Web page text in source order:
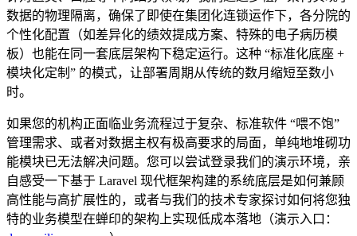
数据的物理隔离，确保了即使在集团化连锁运作下，各分院的
个性化配置（如差异化的绩效提成方案、特殊的电子病历模
板）也能在同一套底层架构下稳定运行。这种 “标准化底座 +
模块化定制” 的模式，让部署周期从传统的数月缩短至数小
时。
如果您的机构正面临业务流程过于复杂、标准软件 “喂不饱”
管理需求、或者对数据主权有极高要求的局面，单纯地堆砌功
能模块已无法解决问题。您可以尝试登录我们的演示环境，亲
自感受一下基于 Laravel 现代框架构建的系统底层是如何兼顾
高性能与高扩展性的，或者与我们的技术专家探讨如何将您独
特的业务模型在蝉印的架构上实现低成本落地（演示入口：